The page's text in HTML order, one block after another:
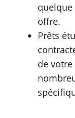
offre.
Prêts
de